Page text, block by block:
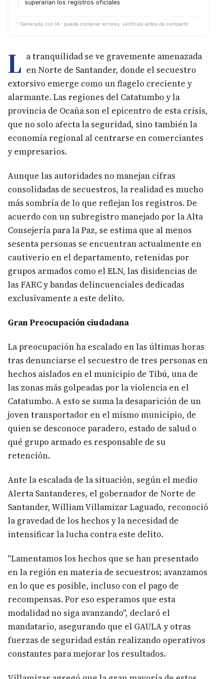
superarían los registros oficiales
✨ Generado con IA · puede contener errores, verifícalo antes de compartir.
L a tranquilidad se ve gravemente amenazada
en Norte de Santander, donde el secuestro
extorsivo emerge como un flagelo creciente y
alarmante. Las regiones del Catatumbo y la
provincia de Ocaña son el epicentro de esta crisis,
que no solo afecta la seguridad, sino también la
economía regional al centrarse en comerciantes
y empresarios.
Aunque las autoridades no manejan cifras
consolidadas de secuestros, la realidad es mucho
más sombría de lo que reflejan los registros. De
acuerdo con un subregistro manejado por la Alta
Consejería para la Paz, se estima que al menos
sesenta personas se encuentran actualmente en
cautiverio en el departamento, retenidas por
grupos armados como el ELN, las disidencias de
las FARC y bandas delincuenciales dedicadas
exclusivamente a este delito.
Gran Preocupación ciudadana
La preocupación ha escalado en las últimas horas
tras denunciarse el secuestro de tres personas en
hechos aislados en el municipio de Tibú, una de
las zonas más golpeadas por la violencia en el
Catatumbo. A esto se suma la desaparición de un
joven transportador en el mismo municipio, de
quien se desconoce paradero, estado de salud o
qué grupo armado es responsable de su
retención.
Ante la escalada de la situación, según el medio
Alerta Santanderes, el gobernador de Norte de
Santander, William Villamizar Laguado, reconoció
la gravedad de los hechos y la necesidad de
intensificar la lucha contra este delito.
"Lamentamos los hechos que se han presentado
en la región en materia de secuestros; avanzamos
en lo que es posible, incluso con el pago de
recompensas. Por eso esperamos que esta
modalidad no siga avanzando", declaró el
mandatario, asegurando que el GAULA y otras
fuerzas de seguridad están realizando operativos
constantes para mejorar los resultados.